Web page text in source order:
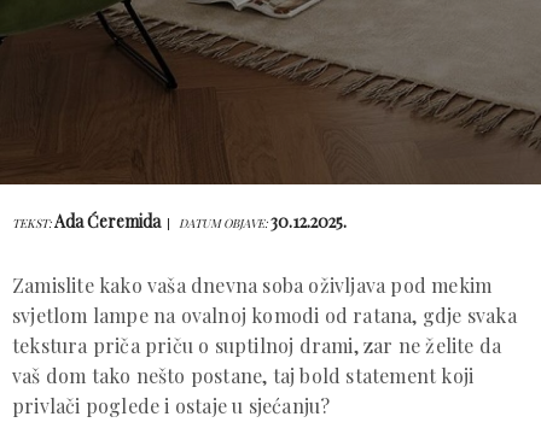
TEKST:Ada Ćeremida DATUM OBJAVE:30.12.2025.
Zamislite kako vaša dnevna soba oživljava pod mekim
svjetlom lampe na ovalnoj komodi od ratana, gdje svaka
tekstura priča priču o suptilnoj drami, zar ne želite da
vaš dom tako nešto postane, taj bold statement koji
privlači poglede i ostaje u sjećanju?